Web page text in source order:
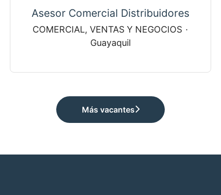
Asesor Comercial Distribuidores
COMERCIAL, VENTAS Y NEGOCIOS ·
Guayaquil
Más vacantes